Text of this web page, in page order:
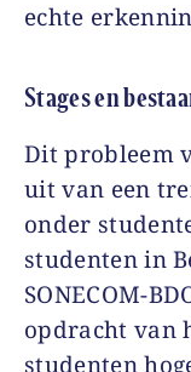
echte
Stages en
Dit probleem
uit van een
onder
studenten in
SONECOM-
opdracht van
studenten